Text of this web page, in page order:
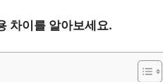
차이를 알아보세요.